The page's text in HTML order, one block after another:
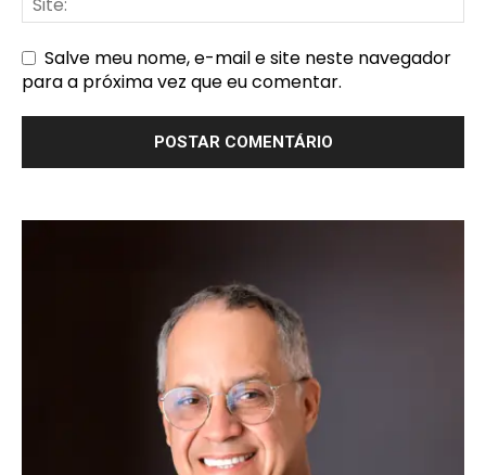
Salve meu nome, e-mail e site neste navegador
para a próxima vez que eu comentar.